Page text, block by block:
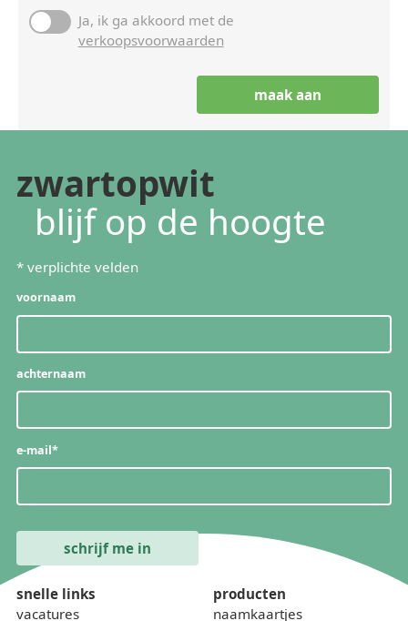
Ja, ik ga akkoord met de
verkoopsvoorwaarden
zwartopwit
blijf op de hoogte
* verplichte velden
voornaam
achternaam
e-mail*
snelle links
vacatures
producten
naamkaartjes